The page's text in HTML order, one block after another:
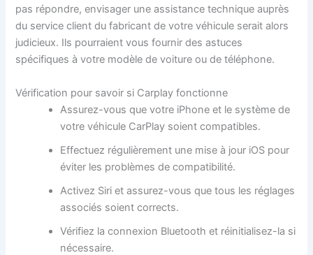
pas répondre, envisager une assistance technique auprès
du service client du fabricant de votre véhicule serait alors
judicieux. Ils pourraient vous fournir des astuces
spécifiques à votre modèle de voiture ou de téléphone.
Vérification pour savoir si Carplay fonctionne
Assurez-vous que votre iPhone et le système de
votre véhicule CarPlay soient compatibles.
Effectuez régulièrement une mise à jour iOS pour
éviter les problèmes de compatibilité.
Activez Siri et assurez-vous que tous les réglages
associés soient corrects.
Vérifiez la connexion Bluetooth et réinitialisez-la si
nécessaire.